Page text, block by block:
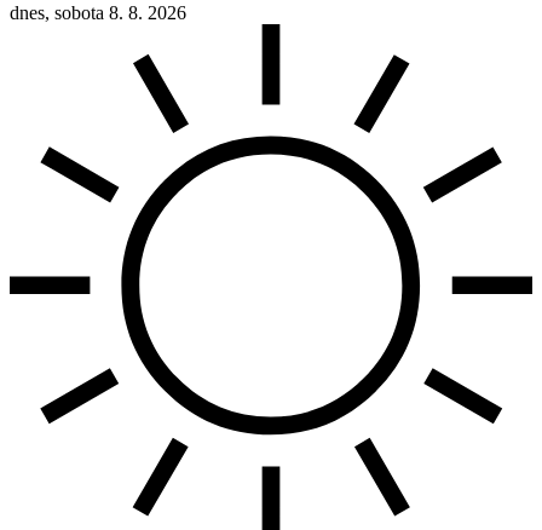
dnes, sobota 8. 8. 2026